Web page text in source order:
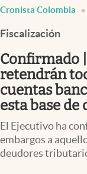
Colombia
Cronista Colombia
Fiscalización
Confirmado
retendrán
cuentas
esta base de
El Ejecutivo ha
embargos a
deudores